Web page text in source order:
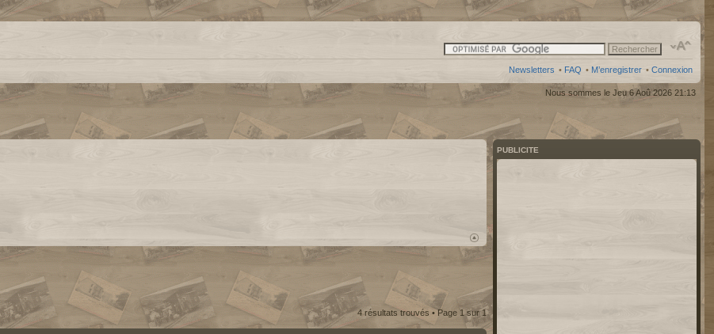
Newsletters • FAQ • M’enregistrer • Connexion
Nous sommes le Jeu 6 Aoû 2026 21:13
4 résultats trouvés • Page 1sur1
PUBLICITE